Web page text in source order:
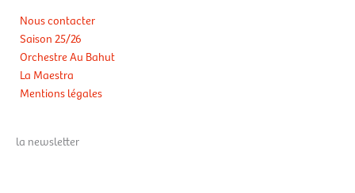
Nous contacter
Saison 25/26
Orchestre Au Bahut
La Maestra
Mentions légales
la newsletter